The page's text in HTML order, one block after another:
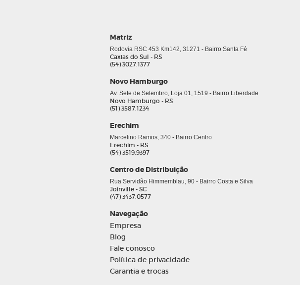
Matriz
Rodovia RSC 453 Km142, 31271 - Bairro Santa Fé
Caxias do Sul - RS
(54) 3027.1377
Novo Hamburgo
Av. Sete de Setembro, Loja 01, 1519 - Bairro Liberdade
Novo Hamburgo - RS
(51) 3587.1234
Erechim
Marcelino Ramos, 340 - Bairro Centro
Erechim - RS
(54) 3519.9397
Centro de Distribuição
Rua Servidão Himmemblau, 90 - Bairro Costa e Silva
Joinville - SC
(47) 3437.0577
Navegação
Empresa
Blog
Fale conosco
Política de privacidade
Garantia e trocas